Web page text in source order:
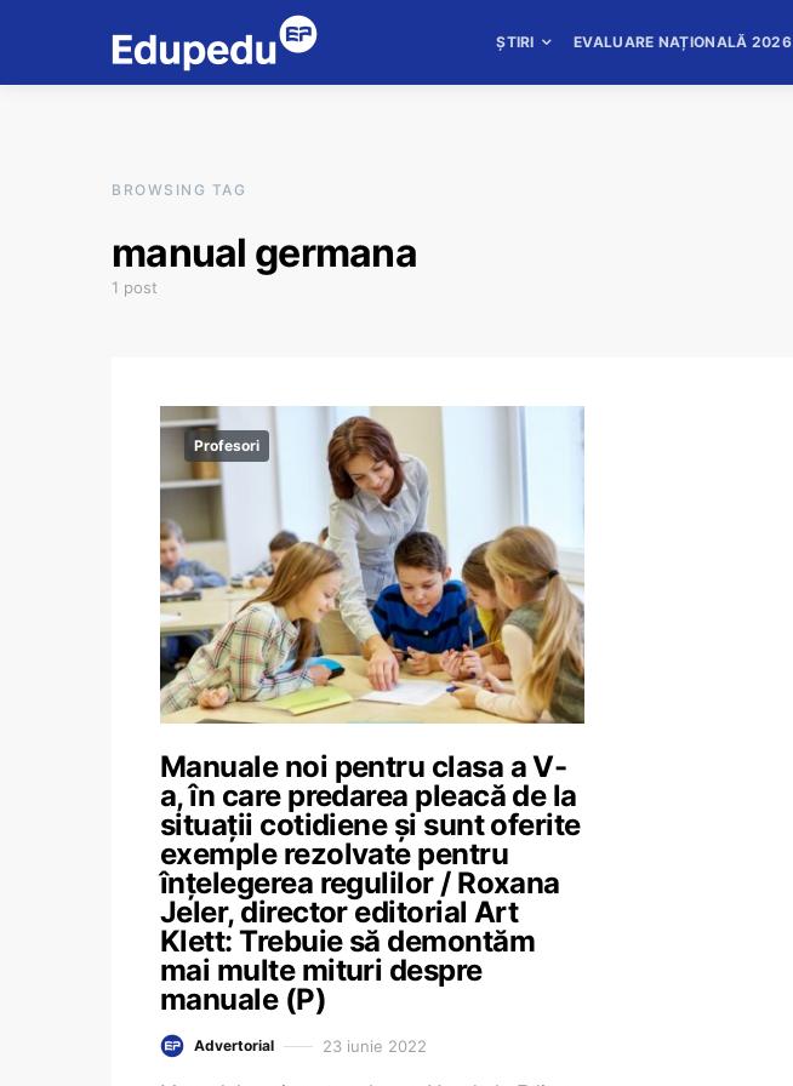
ȘTIRI EVALUARE NAȚIONALĂ 2026
BROWSING TAG
manual germana
1 post
Profesori
Manuale noi pentru clasa a V-
a, în care predarea pleacă de la
situații cotidiene și sunt oferite
exemple rezolvate pentru
înțelegerea regulilor / Roxana
Jeler, director editorial Art
Klett: Trebuie să demontăm
mai multe mituri despre
manuale (P)
Advertorial 23 iunie 2022